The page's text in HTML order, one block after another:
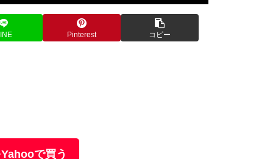
Pinterest コピー
で買う